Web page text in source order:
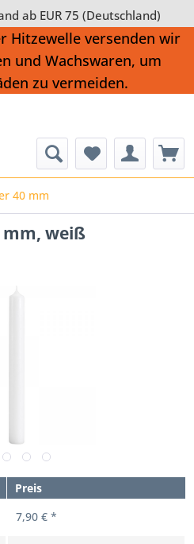
ab EUR 75 (Deutschland)
Hitzewelle versenden wir
und Wachswaren, um
zu vermeiden.
40 mm
mm, weiß
Preis
7,90 € *